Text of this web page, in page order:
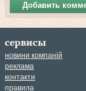
Добавить
сервисы
новини компаній
реклама
контакти
правила